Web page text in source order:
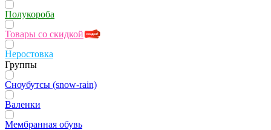
Полукороба
Товары со скидкой
Неростовка
Группы
Сноубутсы (snow-rain)
Валенки
Мембранная обувь